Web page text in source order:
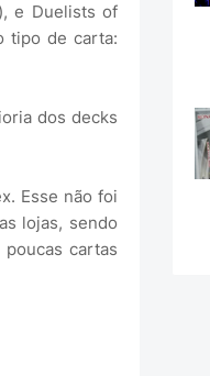
e Duelists of
tipo de carta:
dos decks
Esse não foi
lojas, sendo
cartas